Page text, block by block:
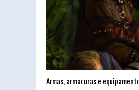
Armas, armaduras e